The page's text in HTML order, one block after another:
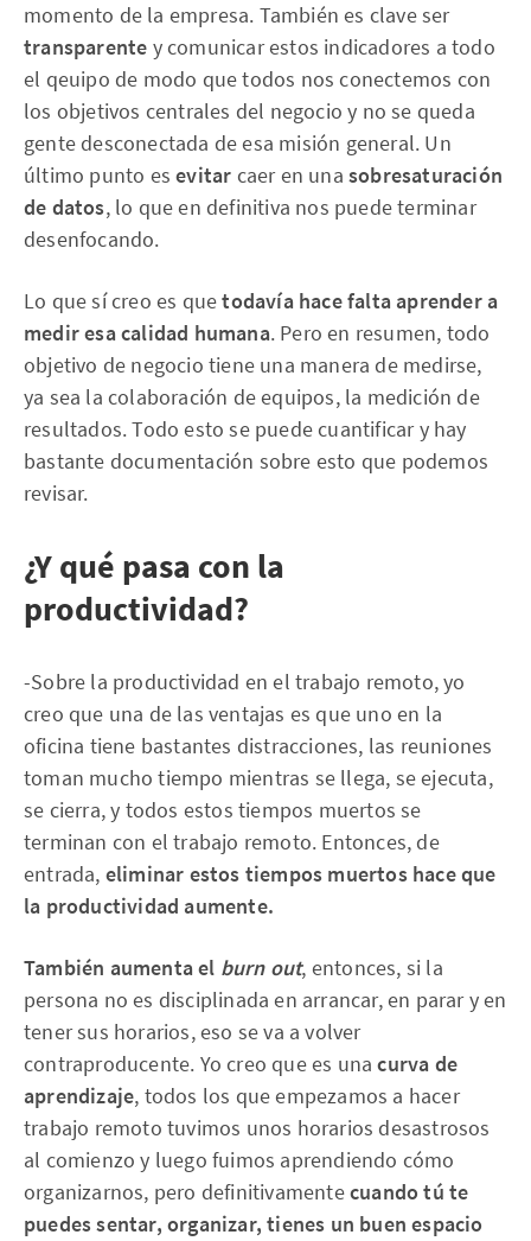
momento de la empresa. También es clave ser
transparente y comunicar estos indicadores a todo
el qeuipo de modo que todos nos conectemos con
los objetivos centrales del negocio y no se queda
gente desconectada de esa misión general. Un
último punto esevitar caer en unasobresaturación
de datos, lo que en definitiva nos puede terminar
desenfocando.
Lo que sí creo es quetodavía hace falta aprender a
medir esa calidad humana. Pero en resumen, todo
objetivo de negocio tiene una manera de medirse,
ya sea la colaboración de equipos, la medición de
resultados. Todo esto se puede cuantificar y hay
bastante documentación sobre esto que podemos
revisar.
¿Y qué pasa con la
productividad?
-Sobre la productividad en el trabajo remoto, yo
creo que una de las ventajas es que uno en la
oficina tiene bastantes distracciones, las reuniones
toman mucho tiempo mientras se llega, se ejecuta,
se cierra, y todos estos tiempos muertos se
terminan con el trabajo remoto. Entonces, de
entrada, eliminar estos tiempos muertos hace que
la productividad aumente.
También aumenta el burn out, entonces, si la
persona no es disciplinada en arrancar, en parar y en
tener sus horarios, eso se va a volver
contraproducente. Yo creo que es unacurva de
aprendizaje, todos los que empezamos a hacer
trabajo remoto tuvimos unos horarios desastrosos
al comienzo y luego fuimos aprendiendo cómo
organizarnos, pero definitivamentecuando tú te
puedes sentar, organizar, tienes un buen espacio